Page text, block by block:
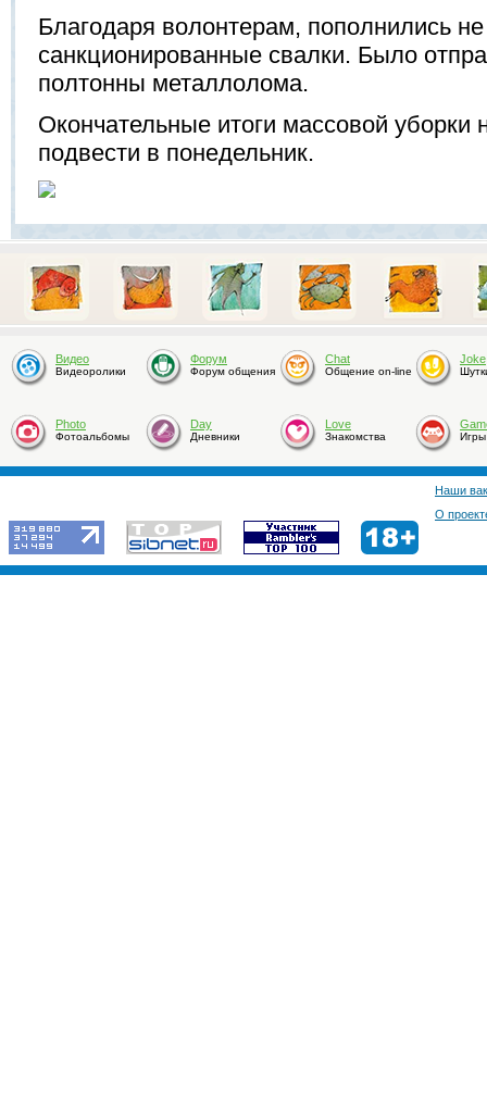
Благодаря волонтерам, пополнились не
санкционированные свалки. Было
полтонны металлолома.
Окончательные итоги массовой
подвести в понедельник.
Видео
Видеоролики
Форум
Форум общения
Chat
Общение on-line
Joke
Photo
Фотоальбомы
Day
Дневники
Love
Знакомства Игры
Наши
О